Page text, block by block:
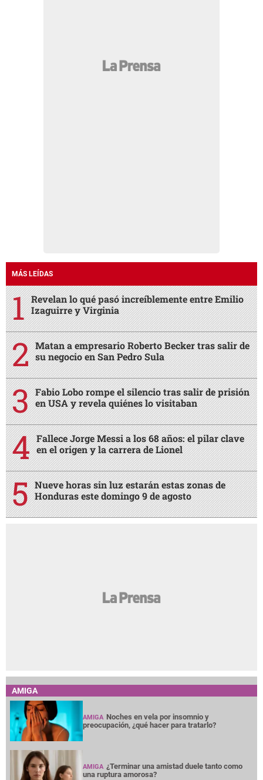
MÁS LEÍDAS
Revelan lo qué pasó increíblemente entre Emilio
Izaguirre y Virginia
Matan a empresario Roberto Becker tras salir de
su negocio en San Pedro Sula
Fabio Lobo rompe el silencio tras salir de prisión
en USA y revela quiénes lo visitaban
Fallece Jorge Messi a los 68 años: el pilar clave
en el origen y la carrera de Lionel
Nueve horas sin luz estarán estas zonas de
Honduras este domingo 9 de agosto
AMIGA
AMIGA Noches en vela por insomnio y
preocupación, ¿qué hacer para tratarlo?
AMIGA ¿Terminar una amistad duele tanto como
una ruptura amorosa?